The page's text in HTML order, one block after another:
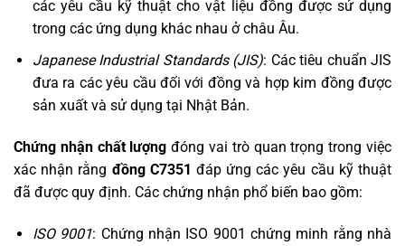
các yêu cầu kỹ thuật cho vật liệu đồng được sử dụng
trong các ứng dụng khác nhau ở châu Âu.
Japanese Industrial Standards (JIS): Các tiêu chuẩn JIS
đưa ra các yêu cầu đối với đồng và hợp kim đồng được
sản xuất và sử dụng tại Nhật Bản.
Chứng nhận chất lượng đóng vai trò quan trọng trong việc
xác nhận rằng đồng C7351 đáp ứng các yêu cầu kỹ thuật
đã được quy định. Các chứng nhận phổ biến bao gồm:
ISO 9001: Chứng nhận ISO 9001 chứng minh rằng nhà